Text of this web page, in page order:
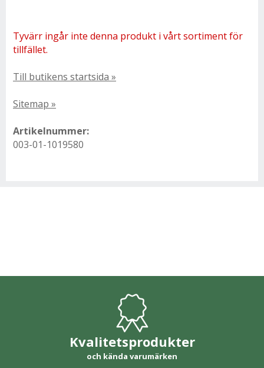
Tyvärr ingår inte denna produkt i vårt sortiment för
tillfället.
Till butikens startsida »
Sitemap »
Artikelnummer:
003-01-1019580
Kvalitetsprodukter
och kända varumärken